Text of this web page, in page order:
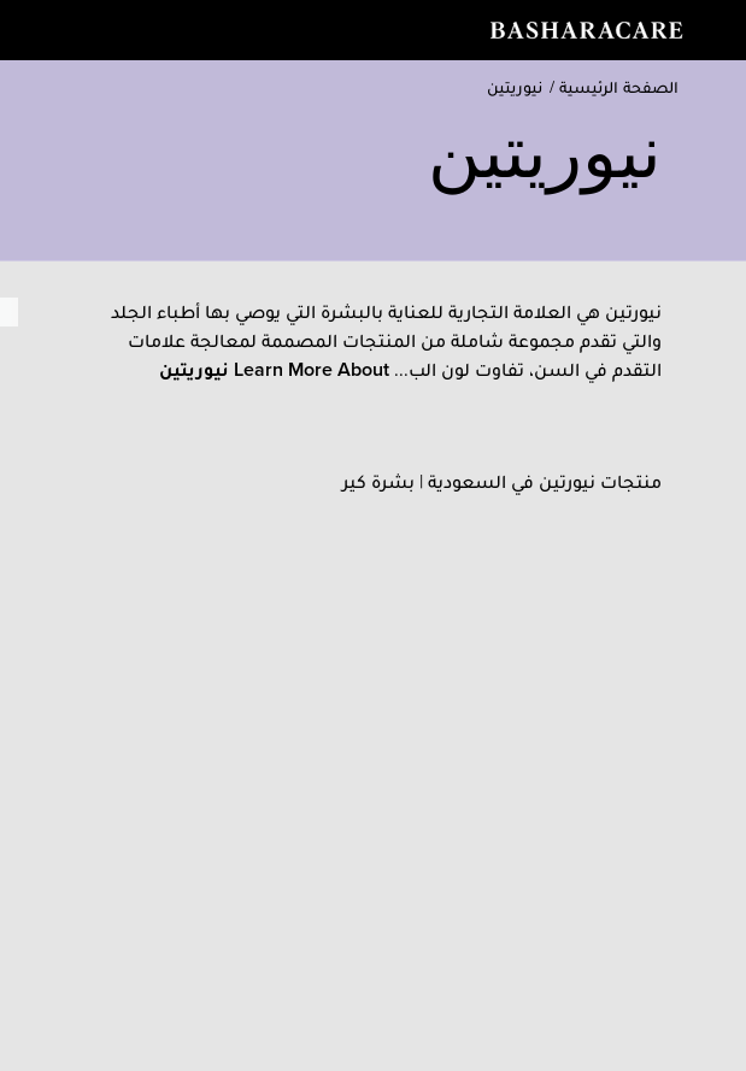
الصفحة الرئيسية/ نيوريتين
نيوريتين
نيورتين هي العلامة التجارية للعناية بالبشرة التي يوصي بها أطباء الجلد
والتي تقدم مجموعة شاملة من المنتجات المصممة لمعالجة علامات
التقدم في السن، تفاوت لون الب... Learn More About نيوريتين
منتجات نيورتين في السعودية | بشرة كير